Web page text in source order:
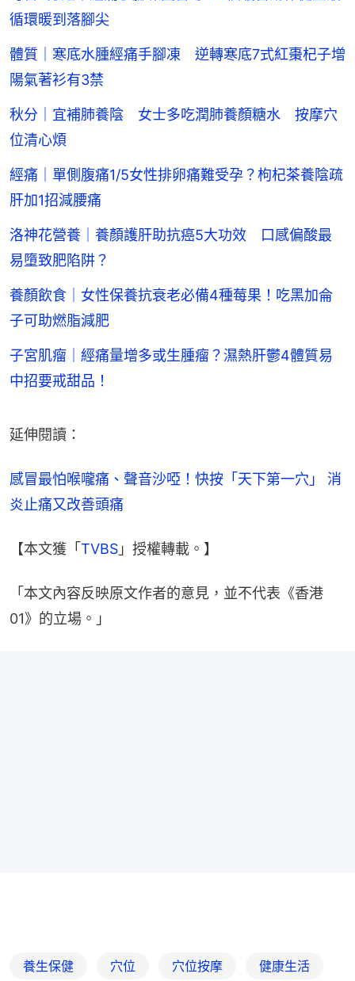
循環暖到落腳尖
體質｜寒底水腫經痛手腳凍 逆轉寒底7式紅棗杞子增
陽氣著衫有3禁
秋分｜宜補肺養陰 女士多吃潤肺養顏糖水 按摩穴
位清心煩
經痛｜單側腹痛1/5女性排卵痛難受孕？枸杞茶養陰疏
肝加1招減腰痛
洛神花營養｜養顏護肝助抗癌5大功效 口感偏酸最
易墮致肥陷阱？
養顏飲食｜女性保養抗衰老必備4種莓果！吃黑加侖
子可助燃脂減肥
子宮肌瘤｜經痛量增多或生腫瘤？濕熱肝鬱4體質易
中招要戒甜品！
延伸閱讀：
感冒最怕喉嚨痛、聲音沙啞！快按「天下第一穴」 消
炎止痛又改善頭痛
【本文獲「TVBS 」授權轉載。】
「本文內容反映原文作者的意見，並不代表《香港
01》的立場。」
養生保健 穴位 穴位按摩 健康生活